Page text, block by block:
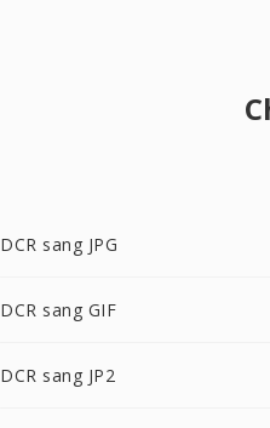
DCR sang JPG
DCR sang GIF
DCR sang JP2